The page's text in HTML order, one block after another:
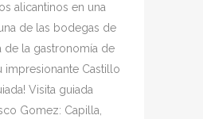
alicantinos en una
de las bodegas de
de la gastronomía de
impresionante Castillo
Visita guiada
Gomez: Capilla,